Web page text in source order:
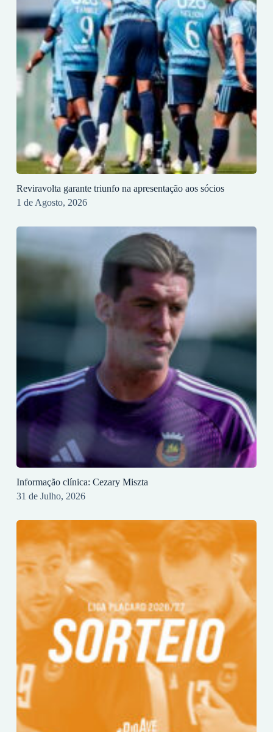
Reviravolta garante triunfo na apresentação aos sócios
1 de Agosto, 2026
Informação clínica: Cezary Miszta
31 de Julho, 2026